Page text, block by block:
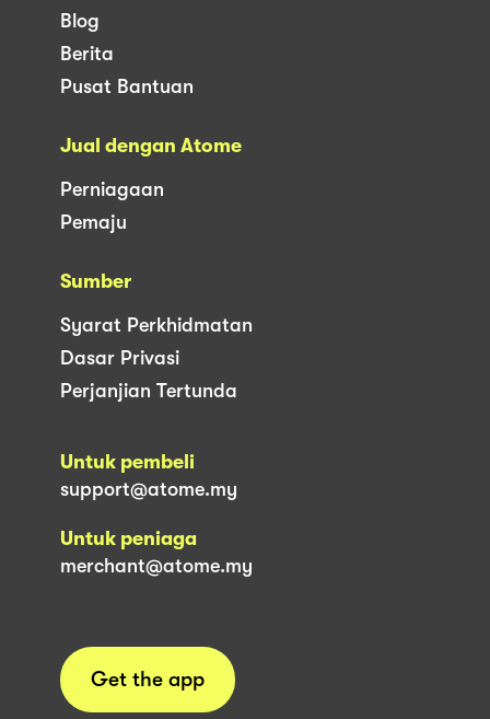
Blog
Berita
Pusat Bantuan
Jual dengan Atome
Perniagaan
Pemaju
Sumber
Syarat Perkhidmatan
Dasar Privasi
Perjanjian Tertunda
Untuk pembeli
support@atome.my
Untuk peniaga
merchant@atome.my
Get the app